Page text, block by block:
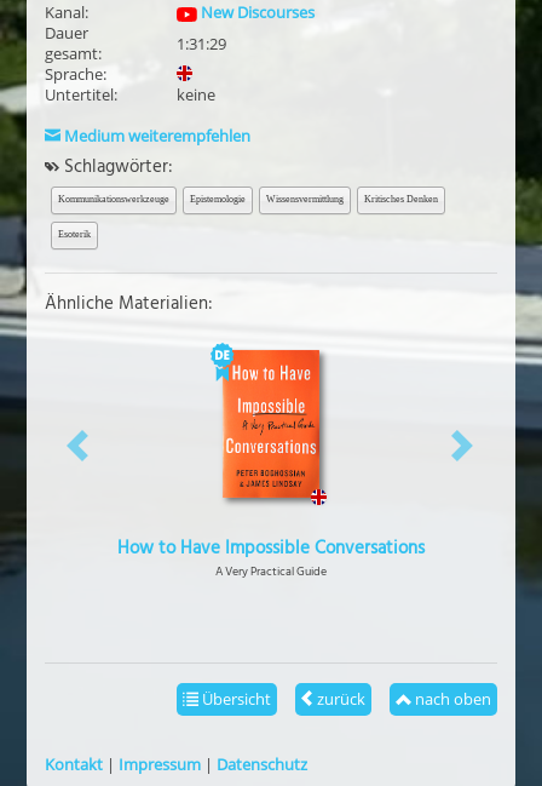
Kanal:
New Discourses
Dauer
gesamt:
1:31:29
Sprache:
Untertitel:
keine
Medium weiterempfehlen
Schlagwörter:
Kommunikationswerkzeuge Epistemologie Wissensvermittlung Kritisches Denken
Esoterik
Ähnliche Materialien:
How to Have Impossible Conversations
A Very Practical Guide
vorheriges
nach oben
zurück
Übersicht
Kontakt | Impressum | Datenschutz